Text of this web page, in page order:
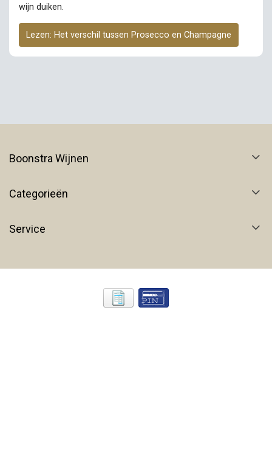
wijn duiken.
Lezen: Het verschil tussen Prosecco en Champagne
Boonstra Wijnen
Categorieën
Service